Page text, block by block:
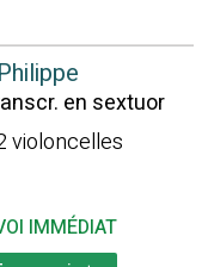
en sextuor
violoncelles
IMMÉDIAT